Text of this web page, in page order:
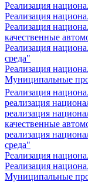
Реализация
Реализация
Реализация
качественные
Реализация
среда"
Реализация
Муниципальные
Реализация
реализация
реализация
качественные
реализация
среда"
Реализация
Реализация
Муниципальные